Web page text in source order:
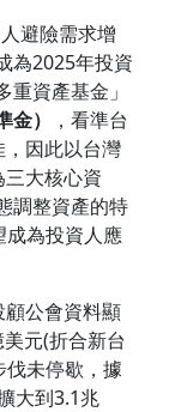
避險需求增
為2025年投資
資產基金」
）
，看準台
，因此以台灣
大核心資
調整資產的特
為投資人應
顧公會資料顯
元(折合新台
未停歇，據
大到3.1兆